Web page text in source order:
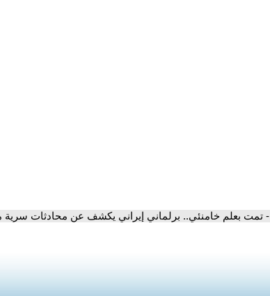
- تمت بعلم خامنئي.. برلماني إيراني يكشف عن محادثات سرية